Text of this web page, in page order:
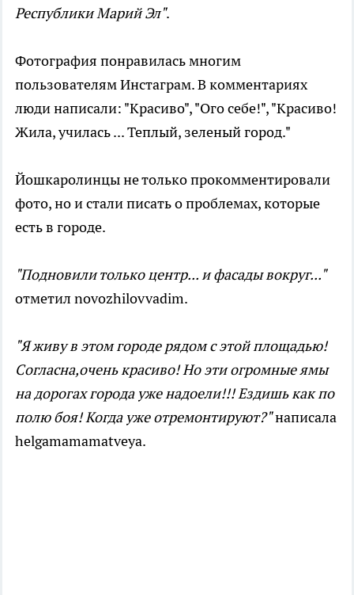
Республики Марий Эл".
Фотография понравилась многим
пользователям Инстаграм. В комментариях
люди написали: "Красиво", "Ого себе!", "Красиво!
Жила, училась ... Теплый, зеленый город."
Йошкаролинцы не только прокомментировали
фото, но и стали писать о проблемах, которые
есть в городе.
"Подновили только центр... и фасады вокруг..."
отметил novozhilovvadim.
"Я живу в этом городе рядом с этой площадью!
Согласна,очень красиво! Но эти огромные ямы
на дорогах города уже надоели!!! Ездишь как по
полю боя! Когда уже отремонтируют?"написала
helgamamamatveya.